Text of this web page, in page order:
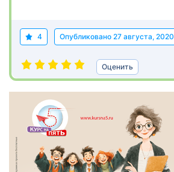
4 Опубликовано 27 августа, 2020
Оценить